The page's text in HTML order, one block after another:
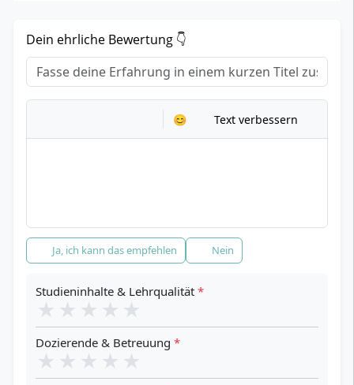
Dein ehrliche Bewertung 👇
Titel
Dein Erfahrungsbericht*
😊
Text verbessern
Empfehlung*
Ja, ich kann das empfehlen Nein
Studieninhalte & Lehrqualität *
★ ★ ★ ★ ★
Dozierende & Betreuung *
★ ★ ★ ★ ★